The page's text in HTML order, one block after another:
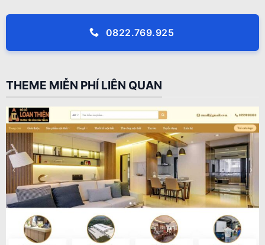
0822.769.925
THEME MIỄN PHÍ LIÊN QUAN